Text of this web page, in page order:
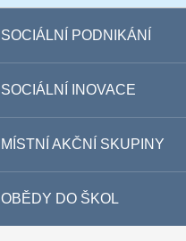
SOCIÁLNÍ PODNIKÁNÍ
SOCIÁLNÍ INOVACE
MÍSTNÍ AKČNÍ SKUPINY
OBĚDY DO ŠKOL